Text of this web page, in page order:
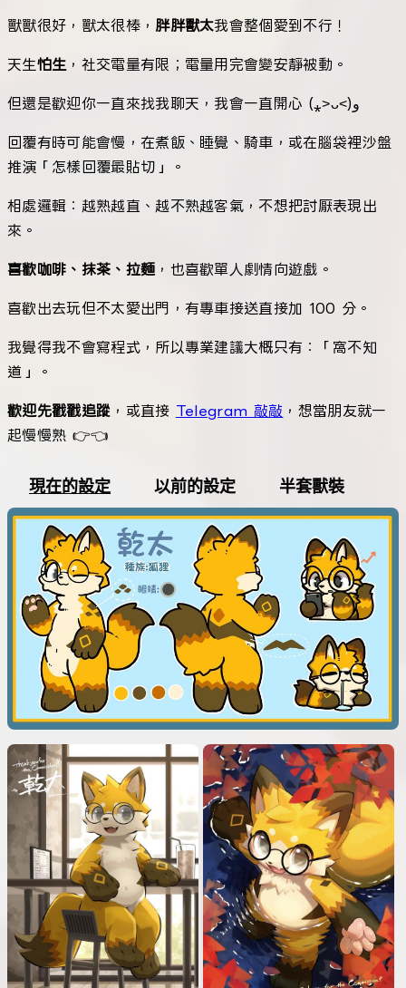
獸獸很好，獸太很棒， 胖胖獸太我會整個愛到不行！
天生怕生，社交電量有限；電量用完會變安靜被動。
但還是歡迎你一直來找我聊天，我會一直開心 (⁎˃ᴗ˂)و
回覆有時可能會慢，在煮飯、睡覺、騎車，或在腦袋裡沙盤
推演「怎樣回覆最貼切」。
相處邏輯：越熟越直、越不熟越客氣，不想把討厭表現出
來。
喜歡咖啡、抹茶、拉麵 ，也喜歡單人劇情向遊戲。
喜歡出去玩但不太愛出門，有專車接送直接加 100 分。
我覺得我不會寫程式，所以專業建議大概只有：「窩不知
道」。
歡迎先戳戳追蹤 ，或直接Telegram 敲敲，想當朋友就一
起慢慢熟 👉👈
現在的設定 以前的設定 半套獸裝